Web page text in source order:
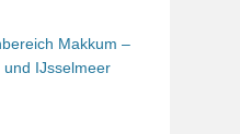
Makkum –
IJsselmeer